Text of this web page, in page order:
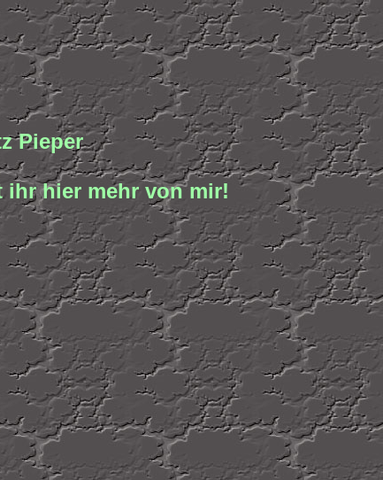
Pieper
hier mehr von mir!